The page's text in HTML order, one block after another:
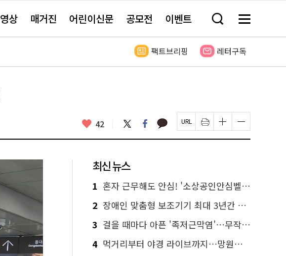
영상 매거진 어린이신문 공모전 이벤트 검
창
기
메
전
보
팩트브리핑 레터구독
좋
요
42 트
위
터
페
이
스
카
카 페
이
지
인
쇄
하
글
자
크
하
기
글
자
크
하
기
최신 뉴스
1 혼자 근무해도 안심! '소상공인안심벨' 신청하세요
2 장애인 맞춤형 보조기기 최대 3년간 무상 대여…삶의 질 높인다
3 걸을 때마다 아픈 '족저근막염'…무작정 참지 말고 '이것' 해보세요!
4 먹거리부터 야경 라이브까지…망원한강공원 알짜 코스